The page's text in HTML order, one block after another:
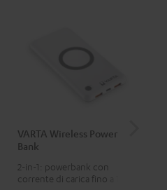
VARTA Wireless Power
Bank
2-in-1: powerbank con
corrente di carica fino a 18 W